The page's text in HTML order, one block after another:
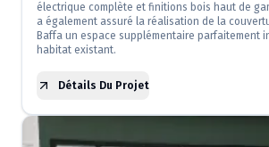
électrique complète et finitions bois haut de
a également assuré la réalisation de la
Baffa un espace supplémentaire parfaitement
habitat existant.
Détails Du Projet